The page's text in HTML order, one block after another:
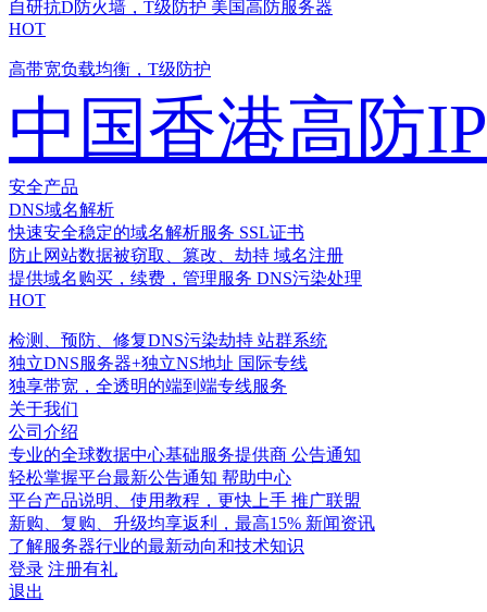
自研抗D防火墙，T级防护 美国高防服务器
HOT
高带宽负载均衡，T级防护
中国香港高防IP
安全产品
DNS域名解析
快速安全稳定的域名解析服务 SSL证书
防止网站数据被窃取、篡改、劫持 域名注册
提供域名购买，续费，管理服务 DNS污染处理
HOT
检测、预防、修复DNS污染劫持 站群系统
独立DNS服务器+独立NS地址 国际专线
独享带宽，全透明的端到端专线服务
关于我们
公司介绍
专业的全球数据中心基础服务提供商 公告通知
轻松掌握平台最新公告通知 帮助中心
平台产品说明、使用教程，更快上手 推广联盟
新购、复购、升级均享返利，最高15% 新闻资讯
了解服务器行业的最新动向和技术知识
登录 注册有礼
退出